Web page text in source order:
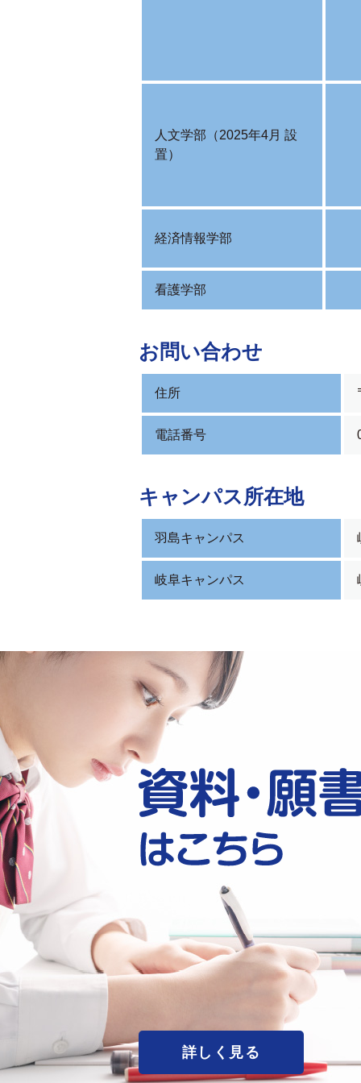
人文学部（2025年4月 設
置）
経済情報学部
看護学部
お問い合わせ
住所
電話番号
キャンパス所在地
羽島キャンパス
岐阜キャンパス
詳しく見る